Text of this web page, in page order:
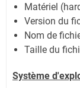
Matériel
Version du
Nom de
Taille du
Système